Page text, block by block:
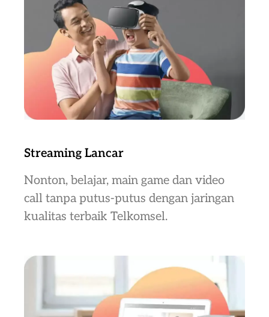
Streaming Lancar
Nonton, belajar, main game dan video
call tanpa putus-putus dengan jaringan
kualitas terbaik Telkomsel.